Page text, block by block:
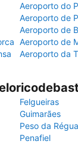
Aeroporto do
Aeroporto de
Aeroporto de
Aeroporto de
Aeroporto da
Felgueiras
Guimarães
Peso da Régua
Penafiel